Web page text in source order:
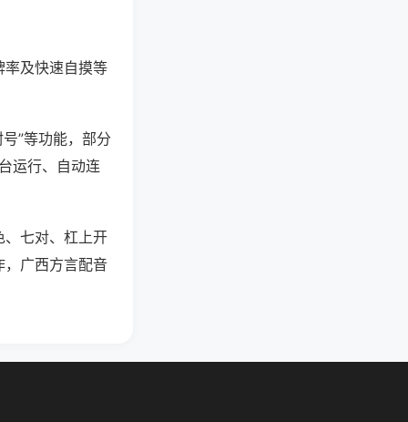
率及快速自摸等
”等功能，部分
运行、自动连
、七对、杠上开
，广西方言配音